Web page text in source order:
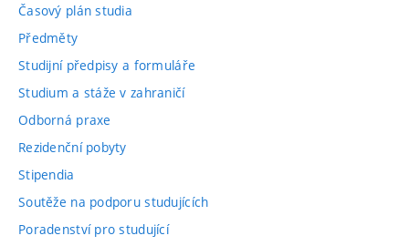
Časový plán studia
Předměty
Studijní předpisy a formuláře
Studium a stáže v zahraničí
Odborná praxe
Rezidenční pobyty
Stipendia
Soutěže na podporu studujících
Poradenství pro studující